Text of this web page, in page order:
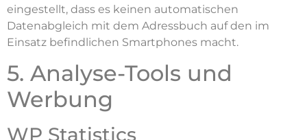
eingestellt, dass es keinen automatischen
Datenabgleich mit dem Adressbuch auf den im
Einsatz befindlichen Smartphones macht.
5. Analyse-Tools und
Werbung
WP Statistics